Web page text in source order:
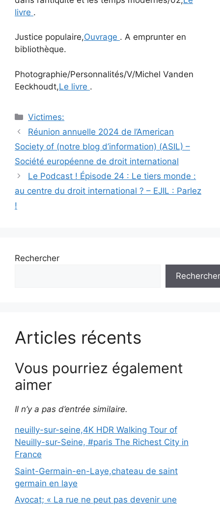
livre .
Justice populaire,Ouvrage . A emprunter en
bibliothèque.
Photographie/Personnalités/V/Michel Vanden
Eeckhoudt,Le livre .
Catégories
Victimes:
Navigation
des
articles
Réunion annuelle 2024 de l’American
Society of (notre blog d’information) (ASIL) –
Société européenne de droit international
Le Podcast ! Épisode 24 : Le tiers monde :
au centre du droit international ? – EJIL : Parlez
!
Rechercher
Rechercher
Articles récents
Vous pourriez également
aimer
Il n’y a pas d’entrée similaire.
neuilly-sur-seine,4K HDR Walking Tour of
Neuilly-sur-Seine, #paris The Richest City in
France
Saint-Germain-en-Laye,chateau de saint
germain en laye
Avocat; « La rue ne peut pas devenir une